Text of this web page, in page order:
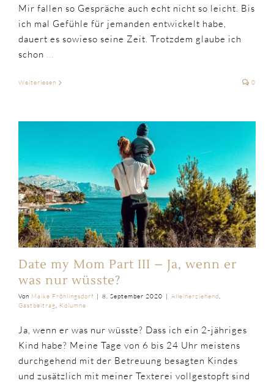
Mir fallen so Gespräche auch echt nicht so leicht. Bis
ich mal Gefühle für jemanden entwickelt habe,
dauert es sowieso seine Zeit. Trotzdem glaube ich
schon ...
Weiterlesen 0
Date my Mom Part III – Ja, wenn er
was nur wüsste?
Von Maike Fröhlingsdorf | 8. September 2020 | Alleinerziehend,
Gastbeitrag, Kolumne
Ja, wenn er was nur wüsste? Dass ich ein 2-jähriges
Kind habe? Meine Tage von 6 bis 24 Uhr meistens
durchgehend mit der Betreuung besagten Kindes
und zusätzlich mit meiner Texterei vollgestopft sind